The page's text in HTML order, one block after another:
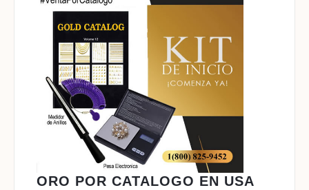
ORO POR CATALOGO EN USA